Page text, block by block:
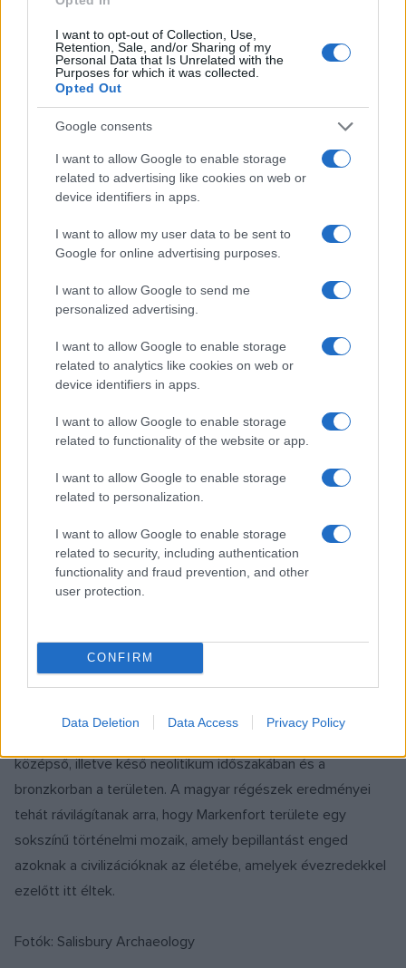
I want to opt-out of Collection, Use,
Retention, Sale, and/or Sharing of my
Personal Data that Is Unrelated with the
Purposes for which it was collected.
Opted Out
Google consents
I want to allow Google to enable storage
related to advertising like cookies on web or
device identifiers in apps.
I want to allow my user data to be sent to
Google for online advertising purposes.
I want to allow Google to send me
personalized advertising.
I want to allow Google to enable storage
related to analytics like cookies on web or
device identifiers in apps.
I want to allow Google to enable storage
related to functionality of the website or app.
I want to allow Google to enable storage
related to personalization.
I want to allow Google to enable storage
related to security, including authentication
functionality and fraud prevention, and other
user protection.
CONFIRM
Data Deletion Data Access Privacy Policy
mezőgazdaságának, másrészt a késő középkorban végzett
nagyszabású földmunkáknak és talajmozgatásnak
köszönhető, amelyek széttördelték, szétszórták és gyakran
eltüntették az ezekből az időszakokból származó,
meglehetősen törékeny kerámiát.
Feltárt tűzrakó hely
felfedezték: a leletek épületek, tárolóvermek, tűzrakó
jellegzetesség valószínűleg egy vagy több úgynevezett
vándortanya maradványait jelzi. A lelőhelyen több jel is
vasércolvasztásra és -feldolgozásra utal.
A Salisbury Archaeology munkájának köszönhetően a
középső és a korai mezolitikumból származó leletek több
ezer évvel bővítették ki Gronau és közvetlen környékének
eddig ismert történetét. A szakemberek most először
középső, illetve késő neolitikum időszakában és a
bronzkorban a területen. A magyar régészek eredményei
tehát rávilágítanak arra, hogy Markenfort területe egy
sokszínű történelmi mozaik, amely bepillantást enged
azoknak a civilizációknak az életébe, amelyek évezredekkel
ezelőtt itt éltek.
Fotók: Salisbury Archaeology